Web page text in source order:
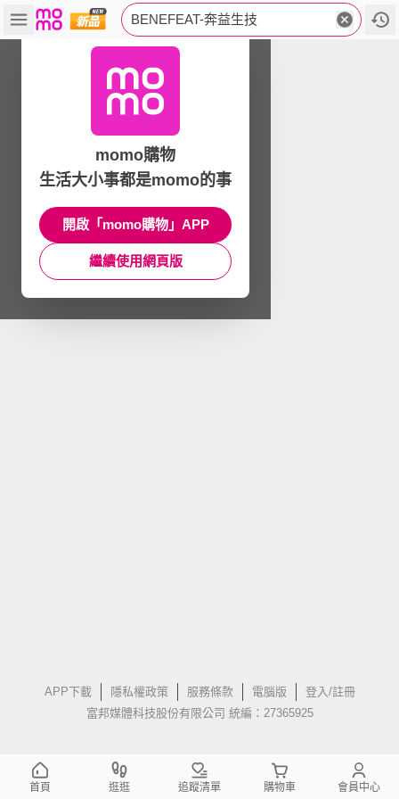
BENEFEAT-奔益生技
APP下載 隱私權政策 服務條款 電腦版
登入/註冊
富邦媒體科技股份有限公司 統編：27365925
momo購物
生活大小事都是momo的事
開啟「momo購物」APP
繼續使用網頁版
首頁 逛逛 追蹤清單 購物車 會員中心